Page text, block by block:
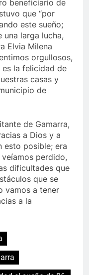
beneficiario de
que “por
este sueño;
una larga lucha,
Elvia Milena
orgullosos,
es la felicidad de
casas y
de
de Gamarra,
a Dios y a
esto posible; era
perdido,
dificultades que
que se
vamos a tener
a la